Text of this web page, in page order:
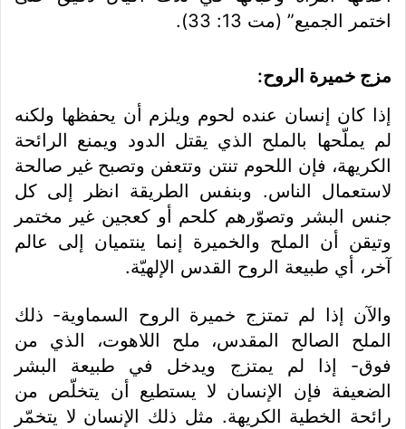
اختمر الجميع” (مت 13: 33).
مزج خميرة الروح:
إذا كان إنسان عنده لحوم ويلزم أن يحفظها ولكنه
لم يملّحها بالملح الذي يقتل الدود ويمنع الرائحة
الكريهة، فإن اللحوم تنتن وتتعفن وتصبح غير صالحة
لاستعمال الناس. وبنفس الطريقة انظر إلى كل
جنس البشر وتصوّرهم كلحم أو كعجين غير مختمر
وتيقن أن الملح والخميرة إنما ينتميان إلى عالم
آخر، أي طبيعة الروح القدس الإلهيّة.
والآن إذا لم تمتزج خميرة الروح السماوية- ذلك
الملح الصالح المقدس، ملح اللاهوت، الذي من
فوق- إذا لم يمتزج ويدخل في طبيعة البشر
الضعيفة فإن الإنسان لا يستطيع أن يتخلّص من
رائحة الخطية الكريهة. مثل ذلك الإنسان لا يتخمّر